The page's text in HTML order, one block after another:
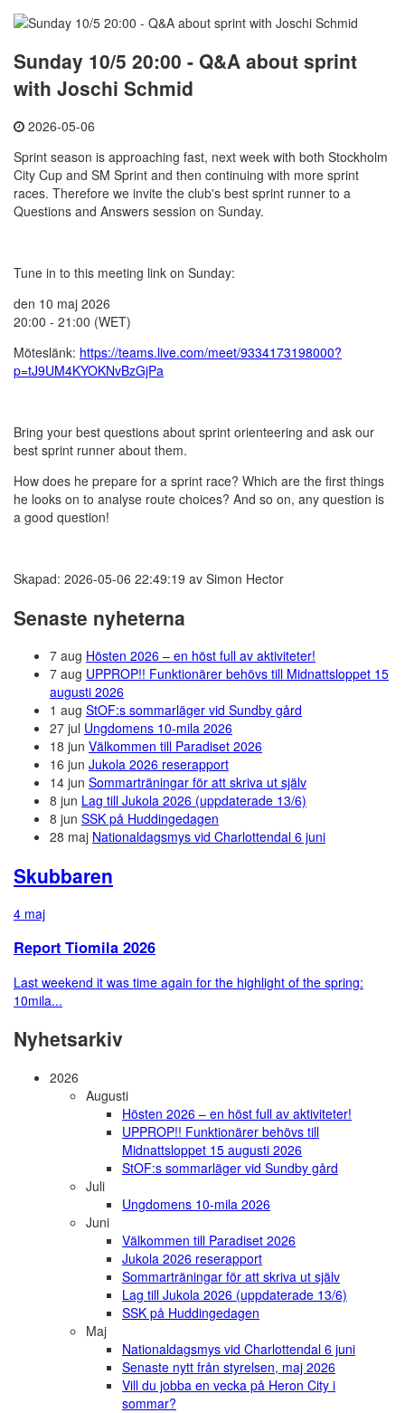
Sunday 10/5 20:00 - Q&A about sprint
with Joschi Schmid
2026-05-06
Sprint season is approaching fast, next week with both Stockholm
City Cup and SM Sprint and then continuing with more sprint
races. Therefore we invite the club's best sprint runner to a
Questions and Answers session on Sunday.
Tune in to this meeting link on Sunday:
den 10 maj 2026
20:00 - 21:00 (WET)
Möteslänk: https://teams.live.com/meet/9334173198000?
p=tJ9UM4KYOKNvBzGjPa
Bring your best questions about sprint orienteering and ask our
best sprint runner about them.
How does he prepare for a sprint race? Which are the first things
he looks on to analyse route choices? And so on, any question is
a good question!
Skapad: 2026-05-06 22:49:19 av Simon Hector
Senaste nyheterna
7 aug Hösten 2026 – en höst full av aktiviteter!
7 aug UPPROP!! Funktionärer behövs till Midnattsloppet 15
augusti 2026
1 aug StOF:s sommarläger vid Sundby gård
27 jul Ungdomens 10-mila 2026
18 jun Välkommen till Paradiset 2026
16 jun Jukola 2026 reserapport
14 jun Sommarträningar för att skriva ut själv
8 jun Lag till Jukola 2026 (uppdaterade 13/6)
8 jun SSK på Huddingedagen
28 maj Nationaldagsmys vid Charlottendal 6 juni
Skubbaren
4 maj
Report Tiomila 2026
Last weekend it was time again for the highlight of the spring:
10mila...
Nyhetsarkiv
2026
Augusti
Hösten 2026 – en höst full av aktiviteter!
UPPROP!! Funktionärer behövs till
Midnattsloppet 15 augusti 2026
StOF:s sommarläger vid Sundby gård
Juli
Ungdomens 10-mila 2026
Juni
Välkommen till Paradiset 2026
Jukola 2026 reserapport
Sommarträningar för att skriva ut själv
Lag till Jukola 2026 (uppdaterade 13/6)
SSK på Huddingedagen
Maj
Nationaldagsmys vid Charlottendal 6 juni
Senaste nytt från styrelsen, maj 2026
Vill du jobba en vecka på Heron City i
sommar?